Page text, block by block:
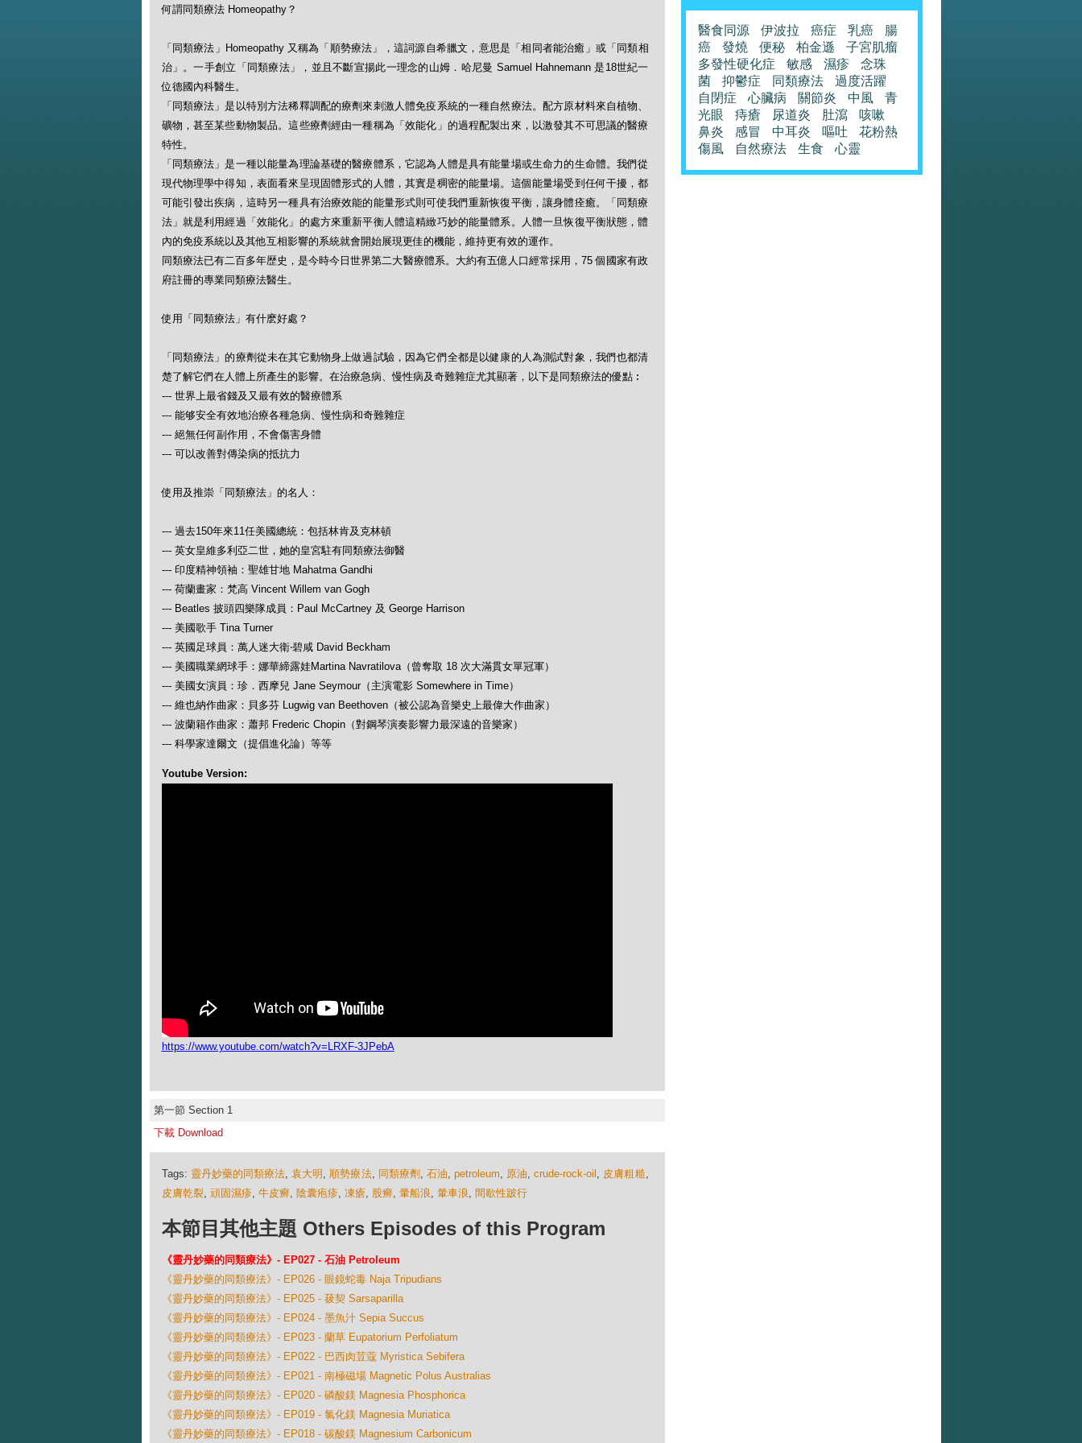
何謂同類療法 Homeopathy？
「同類療法」Homeopathy 又稱為「順勢療法」，這詞源自希臘文，意思是「相同者能治癒」或「同類相
治」。一手創立「同類療法」，並且不斷宣揚此一理念的山姆．哈尼曼 Samuel Hahnemann 是18世紀一
位德國內科醫生。
「同類療法」是以特別方法稀釋調配的療劑來刺激人體免疫系統的一種自然療法。配方原材料來自植物、
礦物，甚至某些動物製品。這些療劑經由一種稱為「效能化」的過程配製出來，以激發其不可思議的醫療
特性。
「同類療法」是一種以能量為理論基礎的醫療體系，它認為人體是具有能量場或生命力的生命體。我們從
現代物理學中得知，表面看來呈現固體形式的人體，其實是稠密的能量場。這個能量場受到任何干擾，都
可能引發出疾病，這時另一種具有治療效能的能量形式則可使我們重新恢復平衡，讓身體痊癒。「同類療
法」就是利用經過「效能化」的處方來重新平衡人體這精緻巧妙的能量體系。人體一旦恢復平衡狀態，體
內的免疫系統以及其他互相影響的系統就會開始展現更佳的機能，維持更有效的運作。
同類療法已有二百多年歴史，是今時今日世界第二大醫療體系。大約有五億人口經常採用，75 個國家有政
府註冊的專業同類療法醫生。
使用「同類療法」有什麽好處？
「同類療法」的療劑從未在其它動物身上做過試驗，因為它們全都是以健康的人為測試對象，我們也都清
楚了解它們在人體上所產生的影響。在治療急病、慢性病及奇難雜症尤其顯著，以下是同類療法的優點︰
--- 世界上最省錢及又最有效的醫療體系
--- 能够安全有效地治療各種急病、慢性病和奇難雜症
--- 絕無任何副作用，不會傷害身體
--- 可以改善對傳染病的抵抗力
使用及推崇「同類療法」的名人：
--- 過去150年來11任美國總統：包括林肯及克林頓
--- 英女皇維多利亞二世，她的皇宮駐有同類療法御醫
--- 印度精神領袖：聖雄甘地 Mahatma Gandhi
--- 荷蘭畫家：梵高 Vincent Willem van Gogh
--- Beatles 披頭四樂隊成員：Paul McCartney 及 George Harrison
--- 美國歌手 Tina Turner
--- 英國足球員：萬人迷大衛‧碧咸 David Beckham
--- 美國職業網球手：娜華締露娃Martina Navratilova（曾奪取 18 次大滿貫女單冠軍）
--- 美國女演員：珍．西摩兒 Jane Seymour（主演電影 Somewhere in Time）
--- 維也納作曲家：貝多芬 Lugwig van Beethoven（被公認為音樂史上最偉大作曲家）
--- 波蘭籍作曲家：蕭邦 Frederic Chopin（對鋼琴演奏影響力最深遠的音樂家）
--- 科學家達爾文（提倡進化論）等等
Youtube Version:
https://www.youtube.com/watch?v=LRXF-3JPebA
第一節 Section 1
下載 Download
Tags: 靈丹妙藥的同類療法,袁大明 , 順勢療法, 同類療劑 , 石油,petroleum, 原油,crude-rock-oil , 皮膚粗糙,
皮膚乾裂, 頑固濕疹, 牛皮癣, 陰囊疱疹, 凍瘡, 股癣, 暈船浪, 暈車浪, 間歇性跛行
本節目其他主題 Others Episodes of this Program
《靈丹妙藥的同類療法》- EP027 - 石油 Petroleum
《靈丹妙藥的同類療法》- EP026 - 眼鏡蛇毒 Naja Tripudians
《靈丹妙藥的同類療法》- EP025 - 菝契 Sarsaparilla
《靈丹妙藥的同類療法》- EP024 - 墨魚汁 Sepia Succus
《靈丹妙藥的同類療法》- EP023 - 蘭草 Eupatorium Perfoliatum
《靈丹妙藥的同類療法》- EP022 - 巴西肉荳蔻 Myristica Sebifera
《靈丹妙藥的同類療法》- EP021 - 南極磁場 Magnetic Polus Australias
《靈丹妙藥的同類療法》- EP020 - 磷酸鎂 Magnesia Phosphorica
《靈丹妙藥的同類療法》- EP019 - 氯化鎂 Magnesia Muriatica
《靈丹妙藥的同類療法》- EP018 - 碳酸鎂 Magnesium Carbonicum
醫食同源 伊波拉 癌症 乳癌
腸
癌
發燒 便秘 柏金遜
子宮肌瘤
多發性硬化症
敏感 濕疹
念珠
菌
抑鬱症 同類療法
過度活躍
自閉症
心臟病 關節炎 中風
青
光眼
痔瘡 尿道炎 肚瀉
咳嗽
鼻炎
感冒 中耳炎 嘔吐
花粉熱
傷風
自然療法 生食 心靈